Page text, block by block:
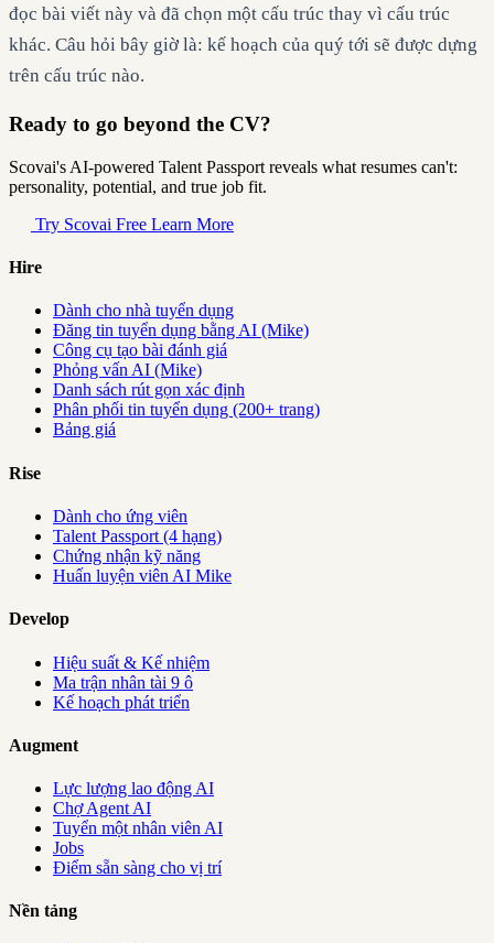
đọc bài viết này và đã chọn một cấu trúc thay vì cấu trúc
khác. Câu hỏi bây giờ là: kế hoạch của quý tới sẽ được dựng
trên cấu trúc nào.
Ready to go beyond the CV?
Scovai's AI-powered Talent Passport reveals what resumes can't:
personality, potential, and true job fit.
Try Scovai Free Learn More
Hire
Dành cho nhà tuyển dụng
Đăng tin tuyển dụng bằng AI (Mike)
Công cụ tạo bài đánh giá
Phỏng vấn AI (Mike)
Danh sách rút gọn xác định
Phân phối tin tuyển dụng (200+ trang)
Bảng giá
Rise
Dành cho ứng viên
Talent Passport (4 hạng)
Chứng nhận kỹ năng
Huấn luyện viên AI Mike
Develop
Hiệu suất & Kế nhiệm
Ma trận nhân tài 9 ô
Kế hoạch phát triển
Augment
Lực lượng lao động AI
Chợ Agent AI
Tuyển một nhân viên AI
Jobs
Điểm sẵn sàng cho vị trí
Nền tảng